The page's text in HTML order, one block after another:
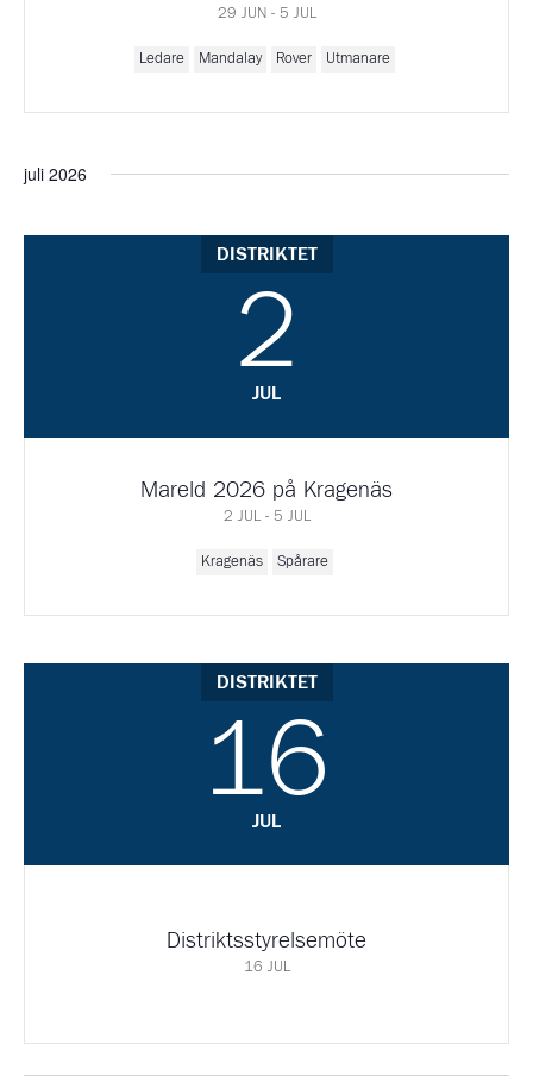
29 JUN - 5 JUL
Ledare Mandalay Rover Utmanare
juli 2026
DISTRIKTET
2
JUL
Mareld 2026 på Kragenäs
2 JUL - 5 JUL
Kragenäs Spårare
DISTRIKTET
16
JUL
Distriktsstyrelsemöte
16 JUL